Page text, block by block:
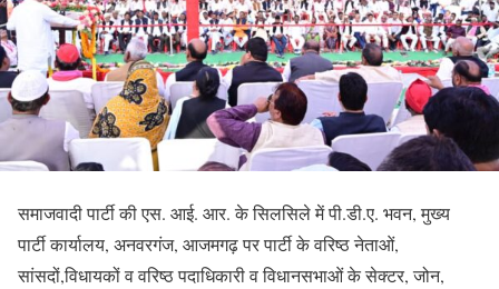
समाजवादी पार्टी की एस. आई. आर. के सिलसिले में पी.डी.ए. भवन, मुख्य
पार्टी कार्यालय, अनवरगंज, आजमगढ़ पर पार्टी के वरिष्ठ नेताओं,
सांसदों,विधायकों व वरिष्ठ पदाधिकारी व विधानसभाओं के सेक्टर, जोन,